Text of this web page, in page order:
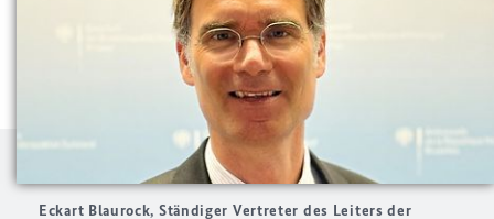
Eckart Blaurock, Ständiger Vertreter des Leiters der